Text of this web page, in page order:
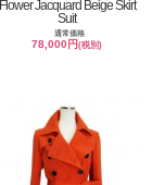
Flower Jacquard Beige Skirt
Suit
通常価格
78,000円(税別)